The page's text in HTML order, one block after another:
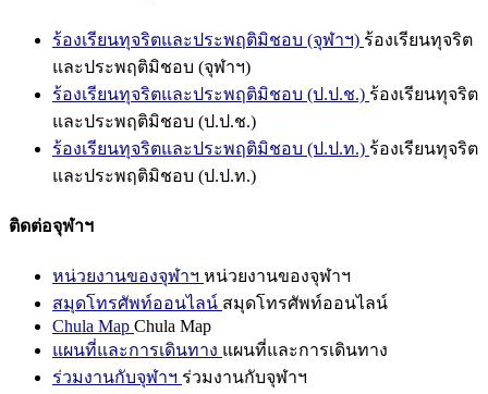
ร้องเรียนทุจริตและประพฤติมิชอบ (จุฬาฯ) ร้องเรียนทุจริต
และประพฤติมิชอบ (จุฬาฯ)
ร้องเรียนทุจริตและประพฤติมิชอบ (ป.ป.ช.) ร้องเรียนทุจริต
และประพฤติมิชอบ (ป.ป.ช.)
ร้องเรียนทุจริตและประพฤติมิชอบ (ป.ป.ท.) ร้องเรียนทุจริต
และประพฤติมิชอบ (ป.ป.ท.)
ติดต่อจุฬาฯ
หน่วยงานของจุฬาฯ หน่วยงานของจุฬาฯ
สมุดโทรศัพท์ออนไลน์ สมุดโทรศัพท์ออนไลน์
Chula Map Chula Map
แผนที่และการเดินทาง แผนที่และการเดินทาง
ร่วมงานกับจุฬาฯ ร่วมงานกับจุฬาฯ